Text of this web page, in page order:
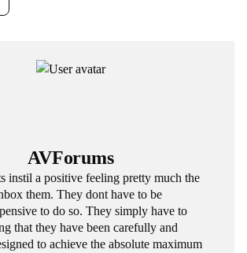
AVForums
instil a positive feeling pretty much the
them. They dont have to be
to do so. They simply have to
that they have been carefully and
to achieve the absolute maximum